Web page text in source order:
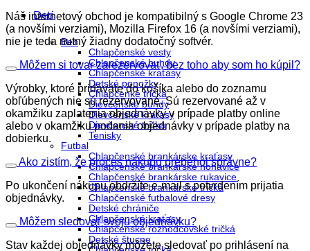
Deti
Beh
Chlapčenské vesty
Chlapčenské bundy
Chlapčenské kraťasy
Detské ponožky
Chlapčenké tričká
Dievčenské bundy
Dievčenské kraťasy
Dievčenské tričká
Tenisky
Futbal
Chlapčenské brankárske kraťasy
Chlapčenské brankárske nohavice
Chlapčenské brankárske rukavice
Chlapčenské brankárske tričká
Chlapčenské futbalové dresy
Detské chrániče
Chlapčenské kraťasy
Chlapčenské rozhodcovské tričká
Detské štucne
Náš internetový obchod je kompatibilný s Google Chrome 23
(a novšími verziami), Mozilla Firefox 16 (a novšími verziami),
nie je teda nutný žiadny dodatočný softvér.
Môžem si tovar zarezervovať, bez toho aby som ho kúpil?
Výrobky, ktoré pridávate do košíka alebo do zoznamu
obľúbených nie sú rezervované. Sú rezervované až v
okamžiku zaplatenia objednávky v prípade platby online
alebo v okamžiku podania objednávky v prípade platby na
dobierku.
Ako zistím, že proces nákupu prebehol správne?
Po ukončení nákupu obdržíte e-mail s potvrdením prijatia
objednávky.
Môžem sledovať svoju objednávku?
Stav každej objednávky môžete sledovať po prihlásení na